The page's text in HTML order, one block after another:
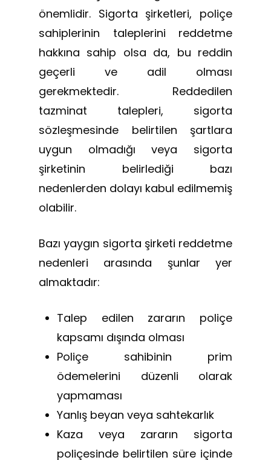
önemlidir. Sigorta şirketleri, poliçe
sahiplerinin taleplerini reddetme
hakkına sahip olsa da, bu reddin
geçerli ve adil olması
gerekmektedir. Reddedilen
tazminat talepleri, sigorta
sözleşmesinde belirtilen şartlara
uygun olmadığı veya sigorta
şirketinin belirlediği bazı
nedenlerden dolayı kabul edilmemiş
olabilir.
Bazı yaygın sigorta şirketi reddetme
nedenleri arasında şunlar yer
almaktadır:
Talep edilen zararın poliçe
kapsamı dışında olması
Poliçe sahibinin prim
ödemelerini düzenli olarak
yapmaması
Yanlış beyan veya sahtekarlık
Kaza veya zararın sigorta
poliçesinde belirtilen süre içinde